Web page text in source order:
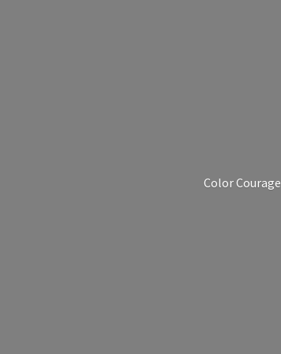
Color Courage